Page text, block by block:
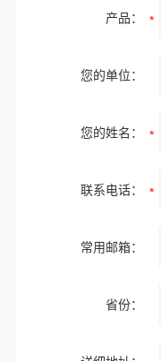
产品：
您的单位：
您的姓名：
联系电话：
常用邮箱：
省份：